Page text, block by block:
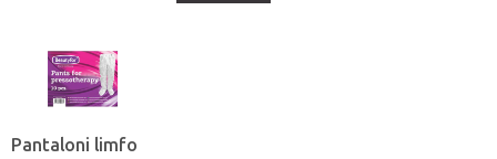
Pantaloni limfo